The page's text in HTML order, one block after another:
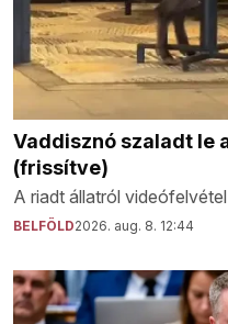
Vaddisznó szaladt le
(frissítve)
A riadt állatról
BELFÖLD2026. aug. 8. 12:44